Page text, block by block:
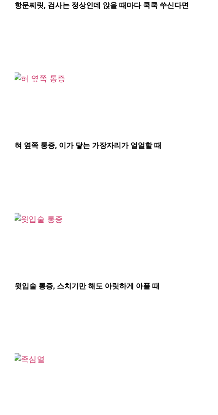
항문찌릿, 검사는 정상인데 앉을 때마다 쿡쿡 쑤신다면
혀 옆쪽 통증, 이가 닿는 가장자리가 얼얼할 때
윗입술 통증, 스치기만 해도 아릿하게 아플 때